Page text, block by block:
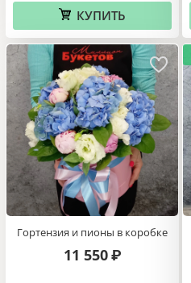
КУПИТЬ
Гортензия и пионы в коробке
11 550 ₽